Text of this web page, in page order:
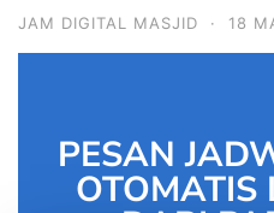
JAM DIGITAL MASJID · 18
PESAN
OTOMATIS